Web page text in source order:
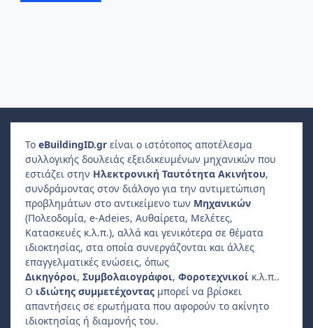
Το eBuildingID.gr είναι ο ιστότοπος αποτέλεσμα
συλλογικής δουλειάς εξειδικευμένων μηχανικών που
εστιάζει στην Ηλεκτρονική Ταυτότητα Ακινήτου,
συνδράμοντας στον διάλογο για την αντιμετώπιση
προβλημάτων στο αντικείμενο των Μηχανικών
(Πολεοδομία, e-Adeies, Αυθαίρετα, Μελέτες,
Κατασκευές κ.λ.π.), αλλά και γενικότερα σε θέματα
ιδιοκτησίας, στα οποία συνεργάζονται και άλλες
επαγγελματικές ενώσεις, όπως
Δικηγόροι, Συμβολαιογράφοι, Φοροτεχνικοί κ.λ.π..
Ο ιδιώτης συμμετέχοντας μπορεί να βρίσκει
απαντήσεις σε ερωτήματα που αφορούν το ακίνητο
ιδιοκτησίας ή διαμονής του.